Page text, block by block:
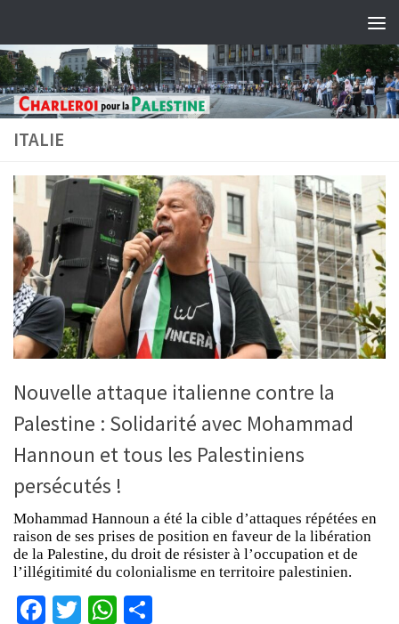
ITALIE
Nouvelle attaque italienne contre la
Palestine : Solidarité avec Mohammad
Hannoun et tous les Palestiniens
persécutés !
Mohammad Hannoun a été la cible d’attaques répétées en
raison de ses prises de position en faveur de la libération
de la Palestine, du droit de résister à l’occupation et de
l’illégitimité du colonialisme en territoire palestinien.
Facebook
TwitterWhatsApp